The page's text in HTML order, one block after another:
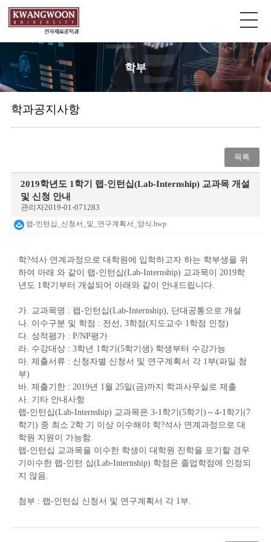
학부
학과공지사항
목록
2019학년도 1학기 랩-인턴십(Lab-Internship) 교과목 개설
및 신청 안내
관리자2019-01-071283
랩-인턴십_신청서_및_연구계획서_양식.hwp
학?석사 연계과정으로 대학원에 입학하고자 하는 학부생을 위
하여 아래 와 같이 랩-인턴십(Lab-Internship) 교과목이 2019학
년도 1학기부터 개설되어 아래와 같이 안내드립니다.
가. 교과목명 : 랩-인턴십(Lab-Internship), 단대공통으로 개설
나. 이수구분 및 학점 : 전선 , 3학점(지도교수 1학점 인정)
다. 성적평가 : P/NP평가
라. 수강대상 : 3학년 1학기 (5학기생) 학생부터 수강가능
마. 제출서류 : 신청자별 신청서 및 연구계획서 각 1부(파일 첨
부)
바. 제출기한 : 2019년 1월 25일(금)까지 학과사무실로 제출
사. 기타 안내사항
랩-인턴십(Lab-Internship) 교과목은 3-1학기 (5학기 ) ～ 4-1학기 (7
학기 ) 중 최소 2학 기 이상 이수해야 학?석사 연계과정으로 대
학원 지원이 가능함.
랩-인턴십 교과목을 이수한 학생이 대학원 진학을 포기할 경우
기이수한 랩-인턴 십(Lab-Internship) 학점은 졸업학점에 인정되
지 않음.
첨부 : 랩-인턴십 신청서 및 연구계획서 각 1부.